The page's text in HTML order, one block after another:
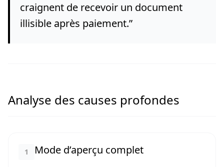
craignent de recevoir un document
illisible après paiement.”
Analyse des causes profondes
1 Mode d’aperçu complet